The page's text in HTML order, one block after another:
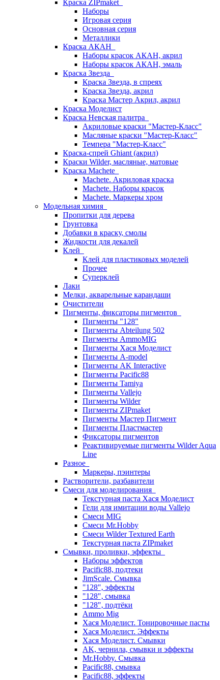
Краска ZIPmaket
Наборы
Игровая серия
Основная серия
Металлики
Краска АКАН
Наборы красок АКАН, акрил
Наборы красок АКАН, эмаль
Краска Звезда
Краска Звезда, в спреях
Краска Звезда, акрил
Краска Мастер Акрил, акрил
Краска Моделист
Краска Невская палитра
Акриловые краски "Мастер-Класс"
Масляные краски "Мастер-Класс"
Темпера "Мастер-Класс"
Краска-спрей Ghiant (акрил)
Краски Wilder, масляные, матовые
Краска Machete
Machete. Акриловая краска
Machete. Наборы красок
Machete. Маркеры хром
Модельная химия
Пропитки для дерева
Грунтовка
Добавки в краску, смолы
Жидкости для декалей
Клей
Клей для пластиковых моделей
Прочее
Суперклей
Лаки
Мелки, акварельные карандаши
Очистители
Пигменты, фиксаторы пигментов
Пигменты "128"
Пигменты Abteilung 502
Пигменты AmmoMIG
Пигменты Хася Моделист
Пигменты A-model
Пигменты AK Interactive
Пигменты Pacific88
Пигменты Tamiya
Пигменты Vallejo
Пигменты Wilder
Пигменты ZIPmaket
Пигменты Мастер Пигмент
Пигменты Пластмастер
Фиксаторы пигментов
Реактивируемые пигменты Wilder Aqua
Line
Разное
Маркеры, пэинтеры
Растворители, разбавители
Смеси для моделирования
Текстурная паста Хася Моделист
Гели для имитации воды Vallejo
Смеси MIG
Смеси Mr.Hobby
Смеси Wilder Textured Earth
Текстурная паста ZIPmaket
Смывки, проливки, эффекты
Наборы эффектов
Pacific88, подтеки
JimScale. Смывка
"128", эффекты
"128", смывка
"128", подтёки
Ammo Mig
Хася Моделист. Тонировочные пасты
Хася Моделист. Эффекты
Хася Моделист. Смывки
AK, чернила, смывки и эффекты
Mr.Hobby. Смывка
Pacific88, смывка
Pacific88, эффекты